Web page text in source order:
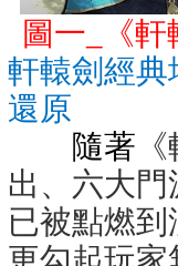
圖一
《
軒轅劍經
還原
隨著
出、六大
已被點燃